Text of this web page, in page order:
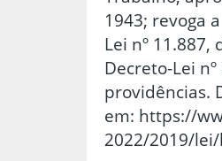
1943; revoga
Lei nº
Decreto-Lei
providências.
em: https://
2022/2019/